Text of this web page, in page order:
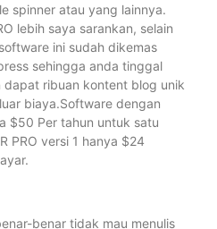
spinner atau yang lainnya.
lebih saya sarankan, selain
ini sudah dikemas
sehingga anda tinggal
ribuan kontent blog unik
biaya.Software dengan
$50 Per tahun untuk satu
PRO versi 1 hanya $24
benar tidak mau menulis